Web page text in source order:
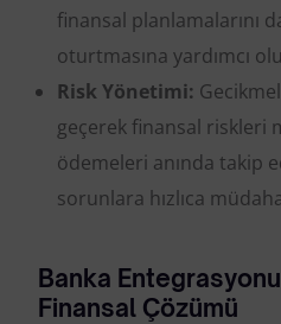
finansal planlamalarını
oturtmasına yardımcı
Risk Yönetimi:
geçerek finansal riskleri
ödemeleri anında takip
sorunlara hızlıca
Banka
Finansal Çözümü